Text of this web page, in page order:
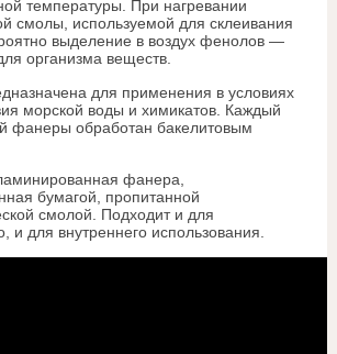
температуры. При нагревании
смолы, используемой для склеивания
выделение в воздух фенолов —
организма веществ.
для применения в условиях
морской воды и химикатов. Каждый
фанеры обработан бакелитовым
фанера,
бумагой, пропитанной
смолой. Подходит и для
и для внутреннего использования.